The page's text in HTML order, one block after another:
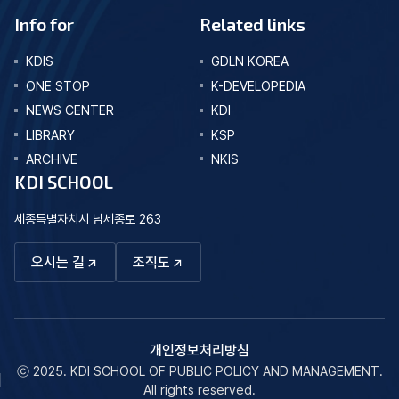
Info for
KDIS
ONE STOP
NEWS CENTER
LIBRARY
ARCHIVE
Related links
GDLN KOREA
K-DEVELOPEDIA
KDI
KSP
NKIS
KDI SCHOOL
세종특별자치시 남세종로 263
오시는 길 조직도
개인정보처리방침
ⓒ 2025. KDI SCHOOL OF PUBLIC POLICY AND MANAGEMENT.
All rights reserved.